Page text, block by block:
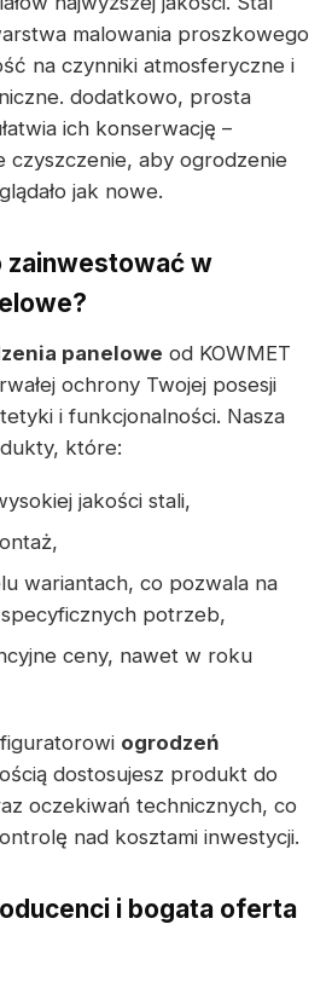
malowania proszkowego
na czynniki atmosferyczne i
dodatkowo, prosta
ich konserwację –
czyszczenie, aby ogrodzenie
jak nowe.
zainwestować w
panelowe od KOWMET
ochrony Twojej posesji
i funkcjonalności. Nasza
które:
jakości stali,
wariantach, co pozwala na
potrzeb,
ceny, nawet w roku
ogrodzeń
dostosujesz produkt do
oczekiwań technicznych, co
nad kosztami inwestycji.
i bogata oferta